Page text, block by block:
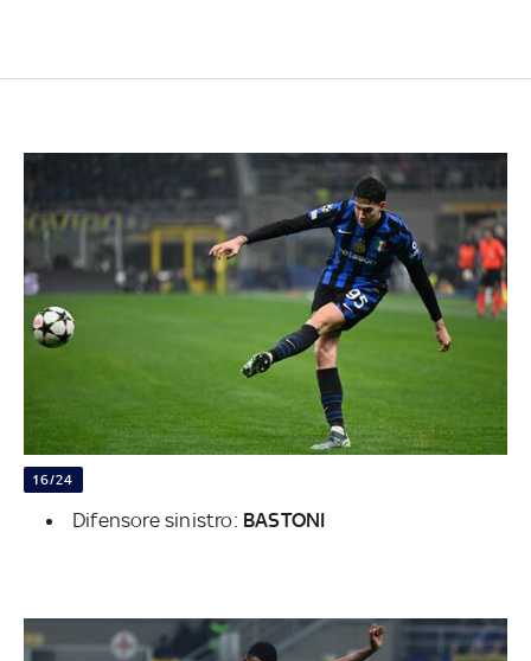
16/24
Difensore sinistro: BASTONI